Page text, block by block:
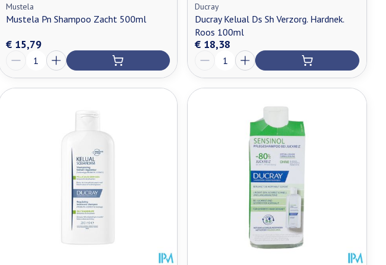
Mustela
Mustela Pn Shampoo Zacht 500ml
€ 15,79
Ducray
Ducray Kelual Ds Sh Verzorg. Hardnek.
Roos 100ml
€ 18,38